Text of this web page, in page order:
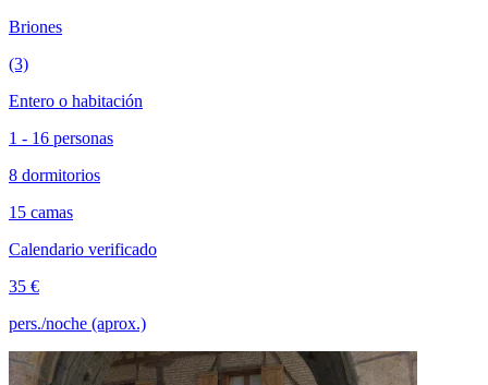
Briones
(3)
Entero o habitación
1 - 16 personas
8 dormitorios
15 camas
Calendario verificado
35 €
pers./noche (aprox.)